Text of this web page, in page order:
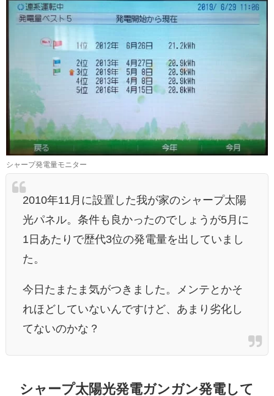
シャープ発電量モニター
2010年11月に設置した我が家のシャープ太陽
光パネル。条件も良かったのでしょうが5月に
1日あたりで歴代3位の発電量を出していまし
た。
今日たまたま気がつきました。メンテとかそ
れほどしていないんですけど、あまり劣化し
てないのかな？
シャープ太陽光発電ガンガン発電して